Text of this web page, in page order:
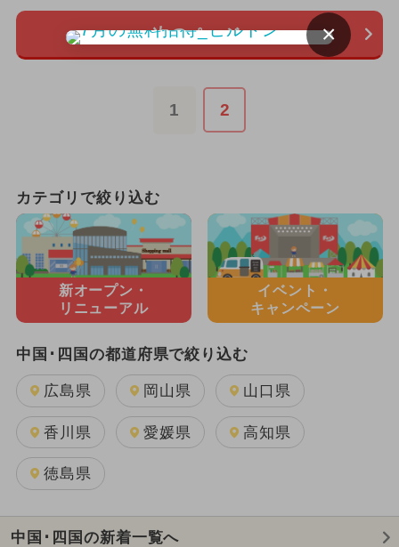
次のページ
1 2
カテゴリで絞り込む
新オープン・
リニューアル
イベント・
キャンペーン
中国･四国の都道府県で絞り込む
広島県 岡山県 山口県
香川県 愛媛県 高知県
徳島県
中国･四国の新着一覧へ
×